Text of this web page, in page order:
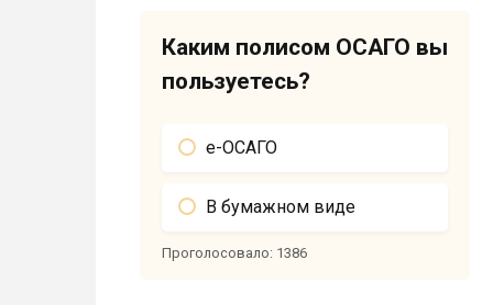
Каким полисом ОСАГО вы
пользуетесь?
е-ОСАГО
В бумажном виде
Проголосовало: 1386